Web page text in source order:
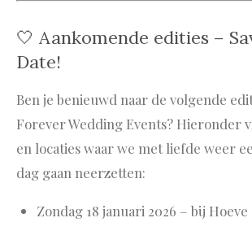
🤍 Aankomende edities –
Date!
Ben je benieuwd naar de volgende
Forever Wedding Events? Hieronder
en locaties waar we met liefde weer
dag gaan neerzetten:
Zondag 18 januari 2026 – bij